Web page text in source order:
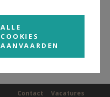
Vacatures
Contact
ALLE
COOKIES
AANVAARDEN